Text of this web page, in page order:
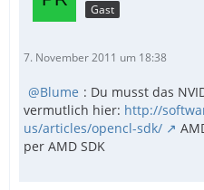
Gast
7. November 2011 um 18:38
Blume : Du musst das
vermutlich hier: http://
us/articles/opencl-sdk/
per AMD SDK